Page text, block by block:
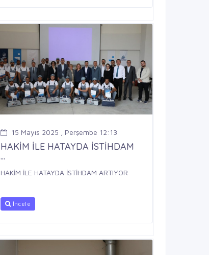
15 Mayıs 2025 , Perşembe 12:13
HAKİM İLE HATAYDA İSTİHDAM
...
HAKİM İLE HATAYDA İSTİHDAM ARTIYOR
İncele